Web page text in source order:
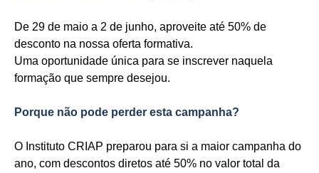
De 29 de maio a 2 de junho, aproveite até 50% de
desconto na nossa oferta formativa.
Uma oportunidade única para se inscrever naquela
formação que sempre desejou.
Porque não pode perder esta campanha?
O Instituto CRIAP preparou para si a maior campanha do
ano, com descontos diretos até 50% no valor total da